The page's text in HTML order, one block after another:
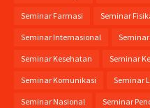
Seminar Farmasi Seminar
Seminar Internasional
Seminar Kesehatan Seminar
Seminar Komunikasi Seminar
Seminar Nasional Seminar